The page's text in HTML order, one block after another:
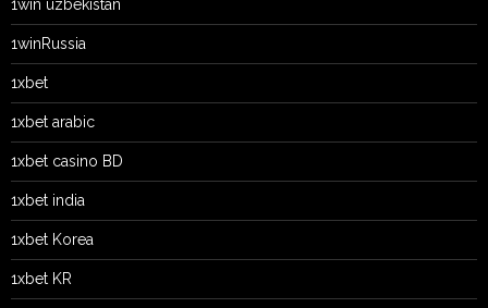
1win uzbekistan
1winRussia
1xbet
1xbet arabic
1xbet casino BD
1xbet india
1xbet Korea
1xbet KR